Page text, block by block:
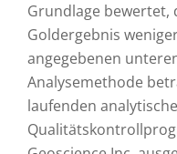
Grundlage bewertet,
Goldergebnis
angegebenen
Analysemethode
laufenden